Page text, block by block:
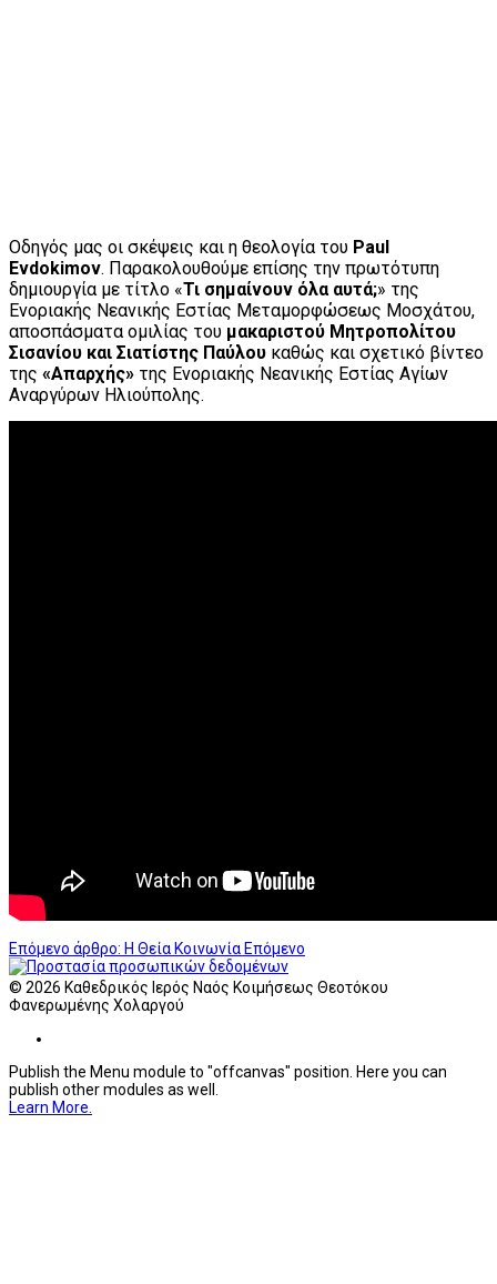
Οδηγός μας οι σκέψεις και η θεολογία του Paul
Evdokimov. Παρακολουθούμε επίσης την πρωτότυπη
δημιουργία με τίτλο «Τι σημαίνουν όλα αυτά;» της
Ενοριακής Νεανικής Εστίας Μεταμορφώσεως Μοσχάτου,
αποσπάσματα ομιλίας του μακαριστού Μητροπολίτου
Σισανίου και Σιατίστης Παύλου καθώς και σχετικό βίντεο
της «Απαρχής» της Ενοριακής Νεανικής Εστίας Αγίων
Αναργύρων Ηλιούπολης.
Επόμενο άρθρο: Η Θεία Κοινωνία Επόμενο
© 2026 Καθεδρικός Ιερός Ναός Κοιμήσεως Θεοτόκου
Φανερωμένης Χολαργού
Publish the Menu module to "offcanvas" position. Here you can
publish other modules as well.
Learn More.